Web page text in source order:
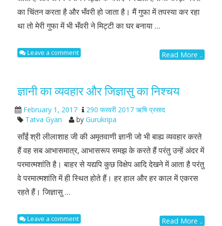
का चिंतन करता है और भँवरी हो जाता है। मैं गुफा में तपस्या कर रहा
था तो मेरी गुफा में भी भँवरी ने मिट्टी का घर बनाया …
Read More ..
Leave a comment
ज्ञानी का व्यवहार और जिज्ञासु का निश्चय
February 1, 2017
290 फरवरी 2017 ऋषि प्रसाद
Tatva Gyan
by Gurukripa
साँईं श्री लीलाशाह जी की अमृतवाणी ज्ञानी जो भी बाह्य व्यवहार करते
हैं वह सब आभासमात्र, आभासरूप समझ के करते हैं परंतु उन्हें अंदर में
परमात्मशांति है। बाहर से यद्यपि कुछ विक्षेप आदि देखने में आता है परंतु
वे परमात्मशांति में ही स्थित होते हैं। हर हाल और हर काल में एकरस
रहते हैं। जिज्ञासु …
Read More ..
Leave a comment